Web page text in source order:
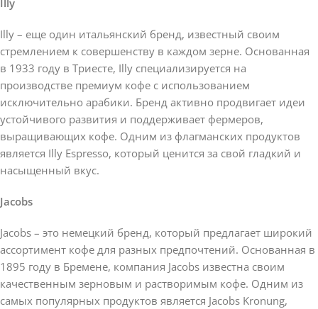
Illy
Illy – еще один итальянский бренд, известный своим
стремлением к совершенству в каждом зерне. Основанная
в 1933 году в Триесте, Illy специализируется на
производстве премиум кофе с использованием
исключительно арабики. Бренд активно продвигает идеи
устойчивого развития и поддерживает фермеров,
выращивающих кофе. Одним из флагманских продуктов
является Illy Espresso, который ценится за свой гладкий и
насыщенный вкус.
Jacobs
Jacobs – это немецкий бренд, который предлагает широкий
ассортимент кофе для разных предпочтений. Основанная в
1895 году в Бременe, компания Jacobs известна своим
качественным зерновым и растворимым кофе. Одним из
самых популярных продуктов является Jacobs Kronung,